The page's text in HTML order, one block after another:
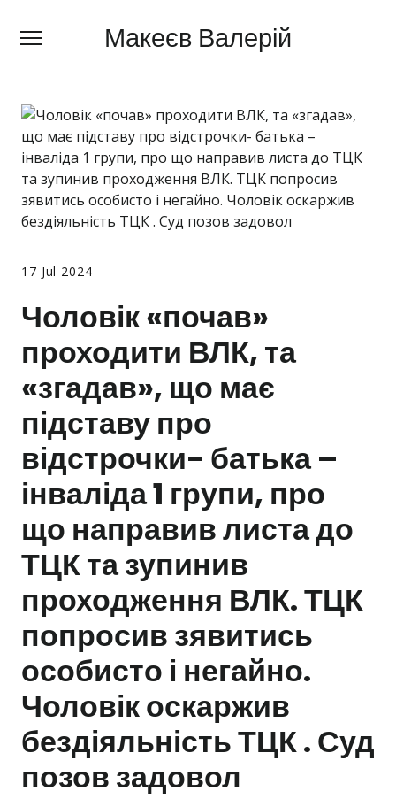
Макеєв Валерій
Макеєв Валерій
Про мене
Сфери діяльності
Правила
Ціни
Контакти
Новини
Залишити заявку
17 Jul 2024
Чоловік «почав»
проходити ВЛК, та
«згадав», що має
підставу про
відстрочки- батька –
інваліда 1 групи, про
що направив листа до
ТЦК та зупинив
проходження ВЛК. ТЦК
попросив зявитись
особисто і негайно.
Чоловік оскаржив
бездіяльність ТЦК . Суд
позов задовол